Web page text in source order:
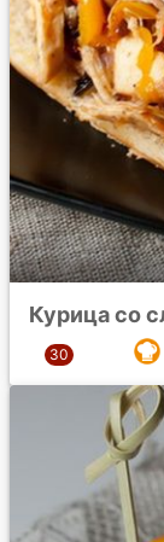
Курица со